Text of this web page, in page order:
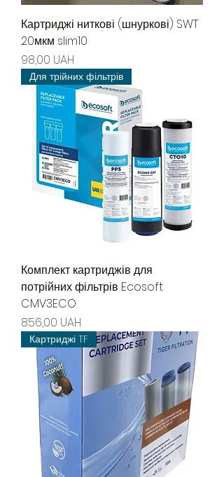
Картриджі ниткові (шнуркові) SWT
20мкм slim10
Precio
98,00 UAH
Для трійних фільтрів
Комплект картриджів для
потрійних фільтрів Ecosoft
CMV3ECO
Precio
856,00 UAH
Картриджі TF